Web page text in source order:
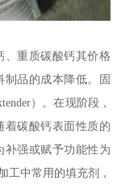
、重质碳酸钙其价格
品的成本降低。固
）。在现阶段，
着碳酸钙表面性质的
补强或赋予功能性为
工中常用的填充剂，